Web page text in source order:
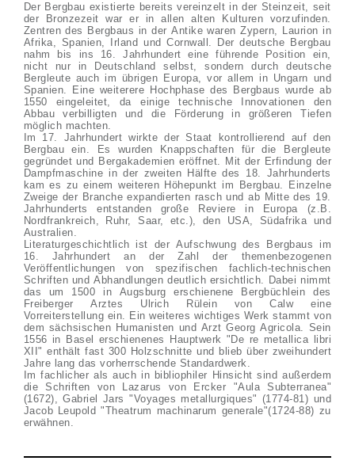
Der Bergbau existierte bereits vereinzelt in der Steinzeit, seit
der Bronzezeit war er in allen alten Kulturen vorzufinden.
Zentren des Bergbaus in der Antike waren Zypern, Laurion in
Afrika, Spanien, Irland und Cornwall. Der deutsche Bergbau
nahm bis ins 16. Jahrhundert eine führende Position ein,
nicht nur in Deutschland selbst, sondern durch deutsche
Bergleute auch im übrigen Europa, vor allem in Ungarn und
Spanien. Eine weiterere Hochphase des Bergbaus wurde ab
1550 eingeleitet, da einige technische Innovationen den
Abbau verbilligten und die Förderung in größeren Tiefen
möglich machten.
Im 17. Jahrhundert wirkte der Staat kontrollierend auf den
Bergbau ein. Es wurden Knappschaften für die Bergleute
gegründet und Bergakademien eröffnet. Mit der Erfindung der
Dampfmaschine in der zweiten Hälfte des 18. Jahrhunderts
kam es zu einem weiteren Höhepunkt im Bergbau. Einzelne
Zweige der Branche expandierten rasch und ab Mitte des 19.
Jahrhunderts entstanden große Reviere in Europa (z.B.
Nordfrankreich, Ruhr, Saar, etc.), den USA, Südafrika und
Australien.
Literaturgeschichtlich ist der Aufschwung des Bergbaus im
16. Jahrhundert an der Zahl der themenbezogenen
Veröffentlichungen von spezifischen fachlich-technischen
Schriften und Abhandlungen deutlich ersichtlich. Dabei nimmt
das um 1500 in Augsburg erschienene Bergbüchlein des
Freiberger Arztes Ulrich Rülein von Calw eine
Vorreiterstellung ein. Ein weiteres wichtiges Werk stammt von
dem sächsischen Humanisten und Arzt Georg Agricola. Sein
1556 in Basel erschienenes Hauptwerk "De re metallica libri
XII" enthält fast 300 Holzschnitte und blieb über zweihundert
Jahre lang das vorherrschende Standardwerk.
Im fachlicher als auch in bibliophiler Hinsicht sind außerdem
die Schriften von Lazarus von Ercker "Aula Subterranea"
(1672), Gabriel Jars "Voyages metallurgiques" (1774-81) und
Jacob Leupold "Theatrum machinarum generale"(1724-88) zu
erwähnen.